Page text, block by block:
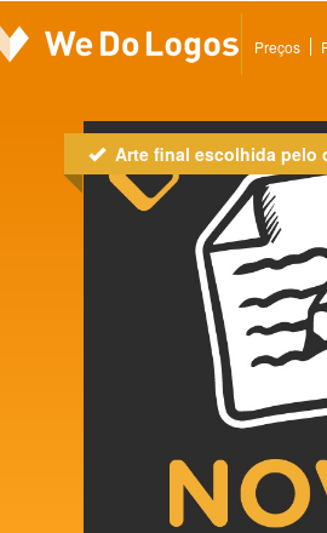
Preços
Arte final escolhida pelo